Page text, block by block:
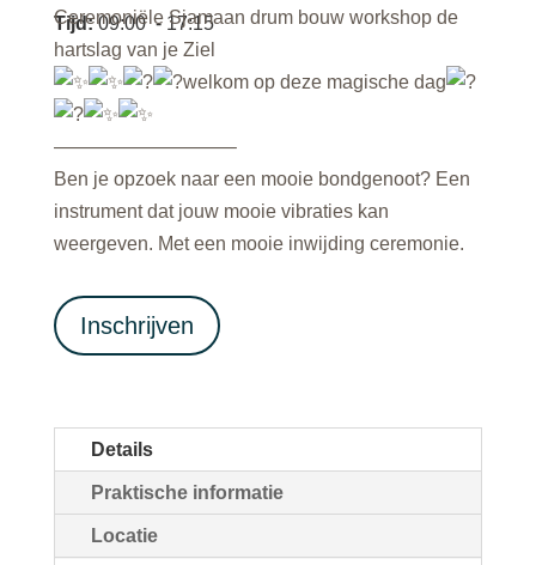
Tijd:09:00 - 17:15
Ceremoniële Sjamaan drum bouw workshop de
hartslag van je Ziel
welkom op deze magische dag
—————————–
Ben je opzoek naar een mooie bondgenoot? Een
instrument dat jouw mooie vibraties kan
weergeven. Met een mooie inwijding ceremonie.
Inschrijven
Details
Praktische informatie
Locatie